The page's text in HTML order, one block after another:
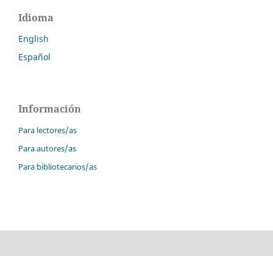
Idioma
English
Español
Información
Para lectores/as
Para autores/as
Para bibliotecarios/as